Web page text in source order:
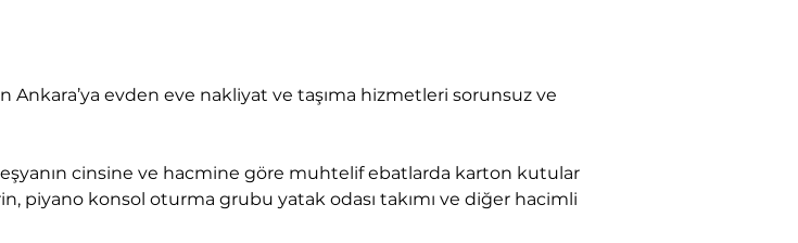
piyano konsol oturma grubu yatak odası takımı ve diğer hacimli